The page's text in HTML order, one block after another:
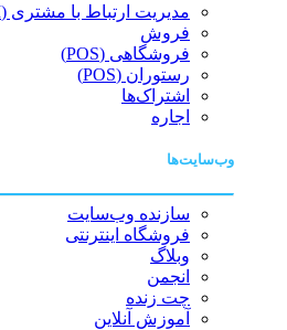
مدیریت ارتباط با مشتری (CRM)
فروش
فروشگاهی (POS)
رستوران (POS)
اشتراک‌ها
اجاره
وب‌سایت‌ها
سازنده وب‌سایت
فروشگاه اینترنتی
وبلاگ
انجمن
چت زنده
آموزش آنلاین